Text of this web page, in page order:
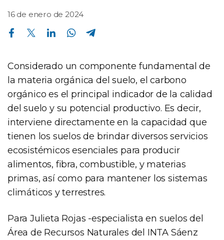
16 de enero de 2024
Compartir en Facebook Compartir en Twitter Compartir en Linkedin Compartir en Whatsapp
Considerado un componente fundamental de
la materia orgánica del suelo, el carbono
orgánico es el principal indicador de la calidad
del suelo y su potencial productivo. Es decir,
interviene directamente en la capacidad que
tienen los suelos de brindar diversos servicios
ecosistémicos esenciales para producir
alimentos, fibra, combustible, y materias
primas, así como para mantener los sistemas
climáticos y terrestres.
Para Julieta Rojas -especialista en suelos del
Área de Recursos Naturales del INTA Sáenz